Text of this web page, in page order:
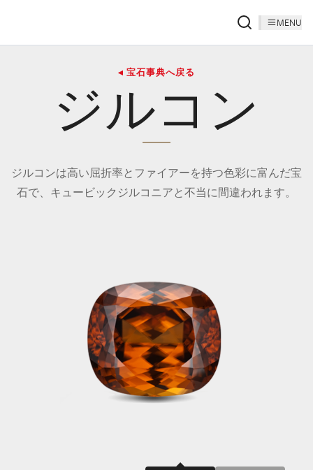
MENU
◂ 宝石事典へ戻る
ジルコン
ジルコンは高い屈折率とファイアーを持つ色彩に富んだ宝
石で、キュービックジルコニアと不当に間違われます。